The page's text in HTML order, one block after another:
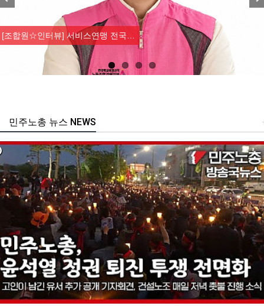
[조합원☆인터뷰] 서비스연맹 전국…
주노총 뉴스 NEWS